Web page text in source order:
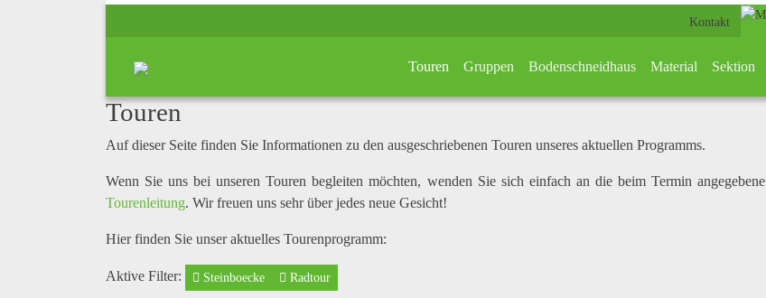
Kontakt
Touren Gruppen Bodenschneidhaus Material Sektion
Touren
Auf dieser Seite finden Sie Informationen zu den ausgeschriebenen Touren unseres aktuellen Programms.
Wenn Sie uns bei unseren Touren begleiten möchten, wenden Sie sich einfach an die beim Termin angegebene
Tourenleitung. Wir freuen uns sehr über jedes neue Gesicht!
Hier finden Sie unser aktuelles Tourenprogramm:
Aktive Filter: Steinboecke Radtour